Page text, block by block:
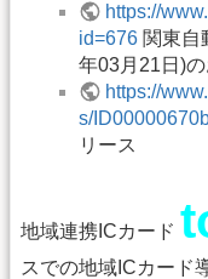
https://
id=676 関東自
年03月21日)の
https://
s/
リース
地域連携ICカード
スでの地域ICカード